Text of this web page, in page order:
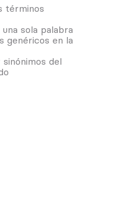
términos
sola palabra
genéricos en la
del